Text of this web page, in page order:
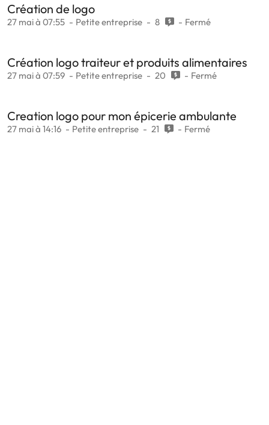
Création de logo
27 mai à 07:55 Petite entreprise 8 Fermé
Création logo traiteur et produits alimentaires
27 mai à 07:59 Petite entreprise 20 Fermé
Creation logo pour mon épicerie ambulante
27 mai à 14:16 Petite entreprise 21 Fermé